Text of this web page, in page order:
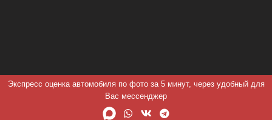
Экспресс оценка автомобиля по фото за 5 минут, через удобный для
Вас мессенджер